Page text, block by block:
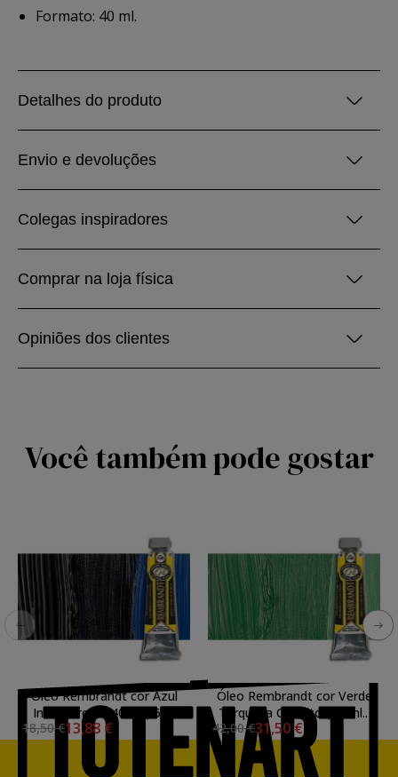
Formato: 40 ml.
Detalhes do produto
Envio e devoluções
Colegas inspiradores
Comprar na loja física
Opiniões dos clientes
Você também pode gostar
Óleo Rembrandt cor Azul
Indanthrene (40 ml.) 585
18,50 €13,88 €
Óleo Rembrandt cor Verde
Turquesa Cobalto (40 ml.)
682
42,00 €31,50 €